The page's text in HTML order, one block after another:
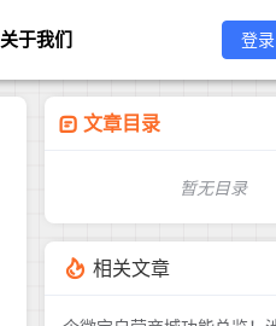
关于我们 登录
文章目录
暂无目录
相关文章